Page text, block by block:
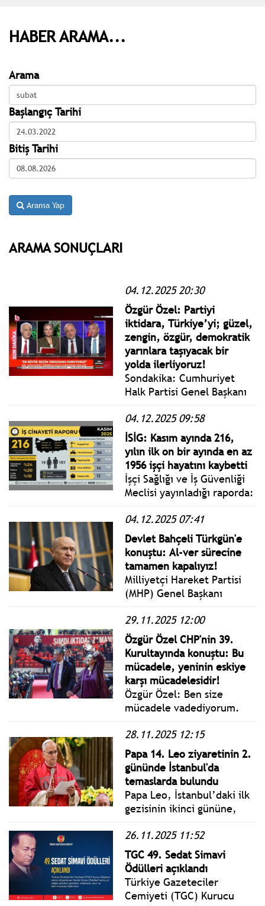
HABER ARAMA...
Arama
Başlangıç Tarihi
Bitiş Tarihi
Arama Yap
ARAMA SONUÇLARI
04.12.2025 20:30
Özgür Özel: Partiyi
iktidara, Türkiye’yi; güzel,
zengin, özgür, demokratik
yarınlara taşıyacak bir
yolda ilerliyoruz!
Sondakika: Cumhuriyet
Halk Partisi Genel Başkanı
yayınlanan Özel Röportaj
programına katıldı.
04.12.2025 09:58
İSİG: Kasım ayında 216,
yılın ilk on bir ayında en az
1956 işçi hayatını kaybetti
İşçi Sağlığı ve İş Güvenliği
Meclisi yayınladığı raporda:
İşçiliğine Karşı Mücadeleye,
Kasım ayında 216, yılın ilk
on bir ayında en az 1956
işçi hayatını kaybetti."
denildi.
04.12.2025 07:41
Devlet Bahçeli Türkgün'e
konuştu: Al-ver sürecine
tamamen kapalıyız!
Milliyetçi Hareket Partisi
(MHP) Genel Başkanı
gazetesine verdiği özel
röportajda: Türkiye’nin
güvenlik politikaları,
terörle mücadele ve
bölgesel gelişmelere ilişkin
kritik mesajlar verdi.
29.11.2025 12:00
Özgür Özel CHP'nin 39.
Kurultayında konuştu: Bu
mücadele, yeninin eskiye
karşı mücadelesidir!
Özgür Özel: Ben size
mücadele vadediyorum.
olduğu gibi gerekirse
ölümü göze almayı, ama
işgale teslim olmamayı
vadediyorum. Ve tüm
mücadelenin sonunda size
iktidar vadediyorum,
iktidar vadediyorum.
28.11.2025 12:15
Papa 14. Leo ziyaretinin 2.
gününde İstanbul'da
temaslarda bulundu
Papa Leo, İstanbul’daki ilk
gezisinin ikinci gününe,
piskoposlar, rahipler,
diyakozlarla dua ederek
başladı.
26.11.2025 11:52
TGC 49. Sedat Simavi
Ödülleri açıklandı
Türkiye Gazeteciler
Cemiyeti (TGC) Kurucu